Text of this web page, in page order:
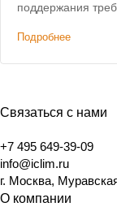
поддержания
Подробнее
Связаться с нами
+7 495 649-39-09
info@iclim.ru
г. Москва,
О компании